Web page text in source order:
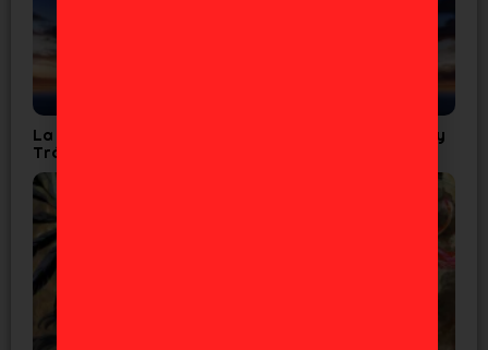
La Cuarta Temporada de Tensura confirma Fecha y
Tráiler